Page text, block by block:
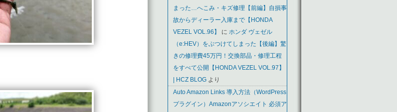
まった…へこみ・キズ修理【前編】自損事
故からディーラー入庫まで【HONDA
VEZEL VOL.96】
に ホンダ ヴェゼル
（e:HEV）をぶつけてしまった【後編】驚
きの修理費45万円！交換部品・修理工程
をすべて公開【HONDA VEZEL VOL.97】
| HCZ BLOG より
Auto Amazon Links 導入方法（WordPress
プラグイン）Amazonアソシエイト 必須ア